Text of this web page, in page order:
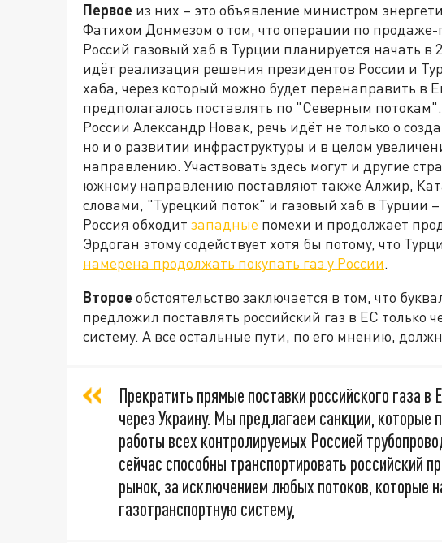
Первое из них – это объявление министром
Фатихом Донмезом о том, что операции по продаже-
Россий газовый хаб в Турции планируется начать в
идёт реализация решения президентов России и
хаба, через который можно будет перенаправить в
предполагалось поставлять по "Северным
России Александр Новак, речь идёт не только о
но и о развитии инфраструктуры и в целом
направлению. Участвовать здесь могут и другие
южному направлению поставляют также Алжир,
словами, "Турецкий поток" и газовый хаб в Турции
Россия обходит западные помехи и продолжает
Эрдоган этому содействует хотя бы потому, что
намерена продолжать покупать газ у России.
Второе обстоятельство заключается в том, что
предложил поставлять российский газ в ЕС только
систему. А все остальные пути, по его мнению,
Прекратить прямые поставки российского газа в
через Украину. Мы предлагаем санкции, которые
работы всех контролируемых Россией
сейчас способны транспортировать российский
рынок, за исключением любых потоков, которые
газотранспортную систему,